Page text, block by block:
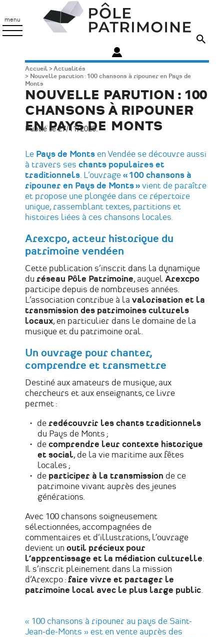
contenu
principal
menu
Patrimoine
Fil
d'Ariane
Accueil
Actualités
Nouvelle parution : 100 chansons à ripouner en Pays de
Monts
NOUVELLE PARUTION : 100
CHANSONS À RIPOUNER
EN PAYS DE MONTS
Publié le 27/11/2025.
Le Pays de Monts en Vendée se découvre aussi
à travers ses chants populaires et
traditionnels. L’ouvrage « 100 chansons à
ripouner en Pays de Monts » vient de paraître
et propose une plongée dans ce répertoire
unique, rassemblant textes, partitions et
histoires liées à ces chansons locales.
Arexcpo, acteur historique du
patrimoine vendéen
Cette publication s’inscrit dans la dynamique
du réseau Pôle Patrimoine, auquel Arexcpo
participe depuis de nombreuses années.
L’association contribue à la valorisation et la
transmission des patrimoines culturels
locaux, en particulier dans le domaine de la
musique et du patrimoine oral.
Un ouvrage pour chanter,
comprendre et transmettre
Destiné aux amateurs de musique, aux
chercheurs et aux enseignants, ce livre
permet :
de redécouvrir les chants traditionnels
du Pays de Monts ;
de comprendre leur contexte historique
et social, de la vie maritime aux fêtes
locales ;
de participer à la transmission de ce
patrimoine vivant auprès des jeunes
générations.
Avec 100 chansons soigneusement
sélectionnées, accompagnées de
commentaires et d’illustrations, l’ouvrage
devient un outil précieux pour
l’apprentissage et la médiation culturelle.
Il s’inscrit pleinement dans la mission
d’Arexcpo : faire vivre et partager le
patrimoine local avec le plus large public.
« 100 chansons à ripouner au pays de Saint-
Jean-de-Monts » est en vente auprès des